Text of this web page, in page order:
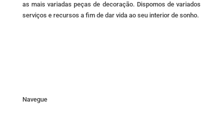
as mais variadas peças de decoração. Dispomos de variados
serviços e recursos a fim de dar vida ao seu interior de sonho.
Navegue